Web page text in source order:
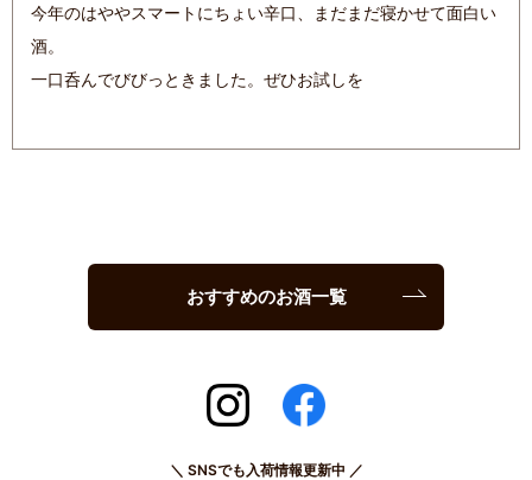
今年のはややスマートにちょい辛口、まだまだ寝かせて面白い
酒。
一口呑んでびびっときました。ぜひお試しを
おすすめのお酒一覧
＼ SNSでも入荷情報更新中 ／